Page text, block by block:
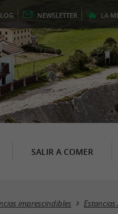
NEWSLETTER LA
SALIR A COMER
imprescindibles Estancias